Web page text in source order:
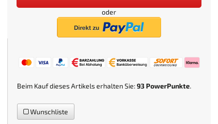
oder
Beim Kauf dieses Artikels erhalten Sie:93 PowerPunkte.
Wunschliste